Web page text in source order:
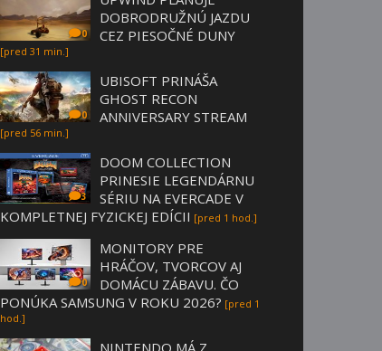
0
DOBRODRUŽNÚ JAZDU
CEZ PIESOČNÉ DUNY
[pred 31 min.]
0
UBISOFT PRINÁŠA
GHOST RECON
ANNIVERSARY STREAM
[pred 56 min.]
3
DOOM COLLECTION
PRINESIE LEGENDÁRNU
SÉRIU NA EVERCADE V
KOMPLETNEJ FYZICKEJ EDÍCII [pred 1 hod.]
0
MONITORY PRE
HRÁČOV, TVORCOV AJ
DOMÁCU ZÁBAVU. ČO
PONÚKA SAMSUNG V ROKU 2026? [pred 1
hod.]
NINTENDO MÁ Z